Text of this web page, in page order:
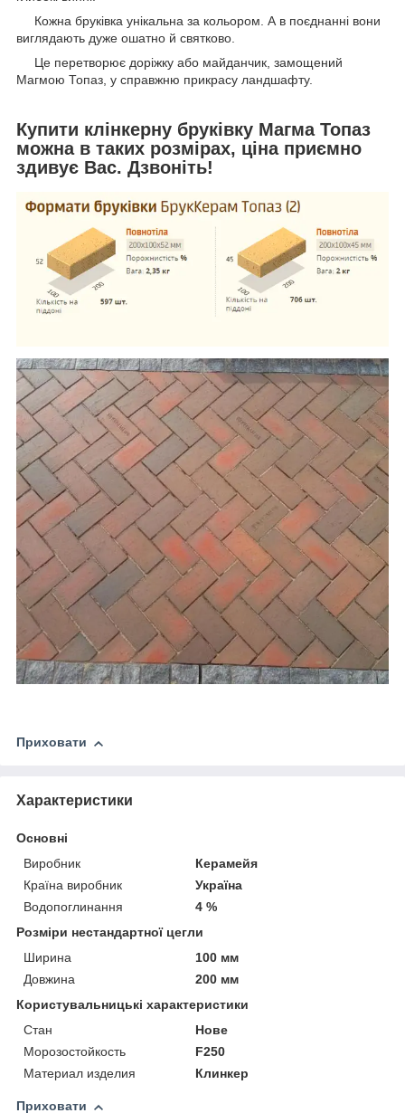
Кожна бруківка унікальна за кольором. А в поєднанні вони
виглядають дуже ошатно й святково.
Це перетворює доріжку або майданчик, замощений
Магмою Топаз, у справжню прикрасу ландшафту.
Купити клінкерну бруківку Магма Топаз
можна в таких розмірах, ціна приємно
здивує Вас. Дзвоніть!
Приховати
Характеристики
Основні
Виробник
Керамейя
Країна виробник
Україна
Водопоглинання
4 %
Розміри нестандартної цегли
Ширина
100 мм
Довжина
200 мм
Користувальницькі характеристики
Стан
Нове
Морозостойкость
F250
Материал изделия
Клинкер
Приховати